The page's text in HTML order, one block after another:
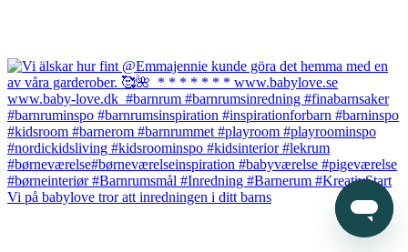
Vi på babylove tror att inredningen i ditt barns